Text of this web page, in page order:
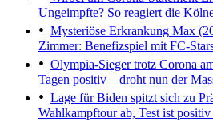
Ungeimpfte? So reagiert die
Mysteriöse Erkrankung Max
Zimmer: Benefizspiel mit FC-
Olympia-Sieger trotz Corona
Tagen positiv – droht nun der
Lage für Biden spitzt sich zu
Wahlkampftour ab, Test ist